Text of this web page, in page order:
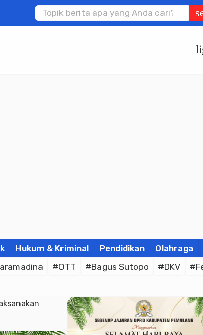
Hukum & Kriminal Pendidikan Olahraga
#OTT #Bagus Sutopo #DKV